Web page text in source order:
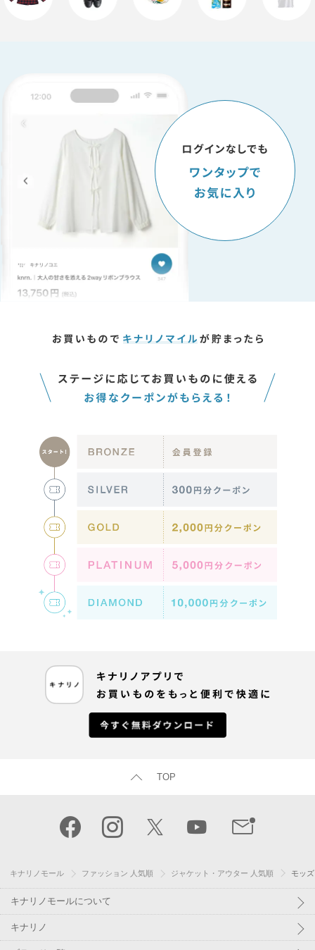
TOP
キナリノモール ファッション 人気順 ジャケット・アウター 人気順 モッ
キナリノモールについて
キナリノ